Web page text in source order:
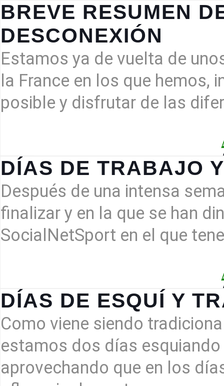
BREVE RESUMEN
DESCONEXIÓN
DE
ESTOS
DÍAS
DE
Estamos ya de vuelta de
la France en los que
posible y disfrutar de las
DÍAS DE TRABAJO
Después de una intensa
finalizar y en la que se han
SocialNetSport en el que
DÍAS DE ESQUÍ Y
Como viene siendo
estamos dos días
aprovechando que en los